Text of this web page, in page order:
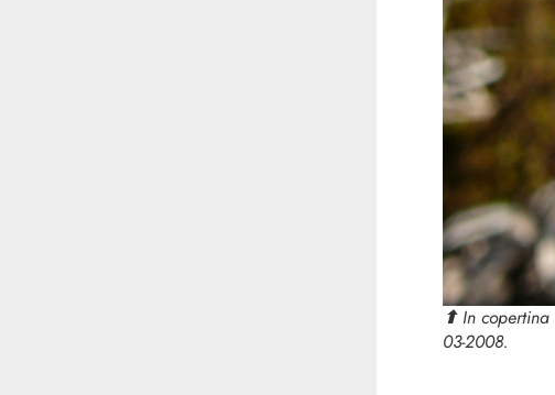
⬆︎ In copertina
03-2008.